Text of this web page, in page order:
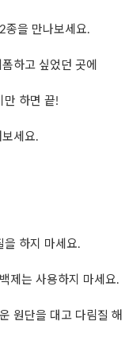
종을 만나보세요.
하고 싶었던 곳에
만 하면 끝!
세요.
을 하지 마세요.
제는 사용하지 마세요.
원단을 대고 다림질 해